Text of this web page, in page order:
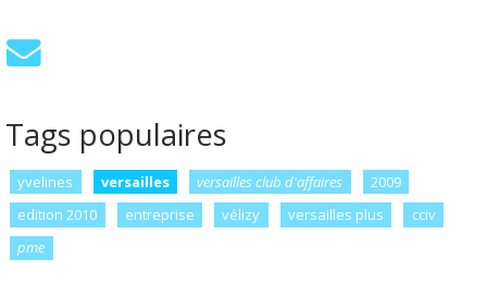
Tags populaires
yvelines versailles versailles club d'affaires
2009
edition 2010
entreprise vélizy versailles plus
cciv
pme